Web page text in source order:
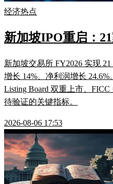
经济热点
新加坡IPO重启：
新加坡交易所 FY2026 实现
增长 14%、净利润增长
Listing Board 双重上市、
待验证的关键指标。
2026-08-06 17:53